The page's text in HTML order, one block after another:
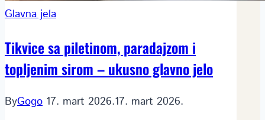
Glavna jela
Tikvice sa piletinom, paradajzom i
topljenim sirom – ukusno glavno jelo
ByGogo 17. mart 2026.17. mart 2026.